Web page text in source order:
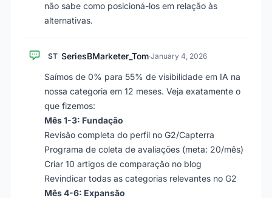
não sabe como posicioná-los em relação às
alternativas.
ST SeriesBMarketer_Tom·January 4, 2026
Saímos de 0% para 55% de visibilidade em IA na
nossa categoria em 12 meses. Veja exatamente o
que fizemos:
Mês 1-3: Fundação
Revisão completa do perfil no G2/Capterra
Programa de coleta de avaliações (meta: 20/mês)
Criar 10 artigos de comparação no blog
Revindicar todas as categorias relevantes no G2
Mês 4-6: Expansão